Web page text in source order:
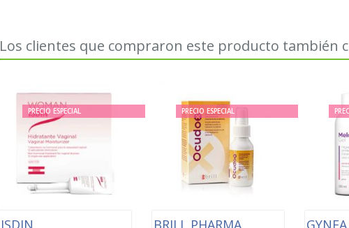
Los clientes que compraron este producto también
PRECIO ESPECIAL
ISDIN
PRECIO ESPECIAL
BRILL PHARMA